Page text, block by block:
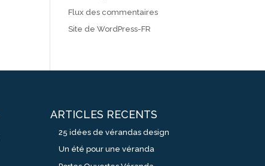
Flux des commentaires
Site de WordPress-FR
ARTICLES RECENTS
25 idées de vérandas design
Un été pour une véranda